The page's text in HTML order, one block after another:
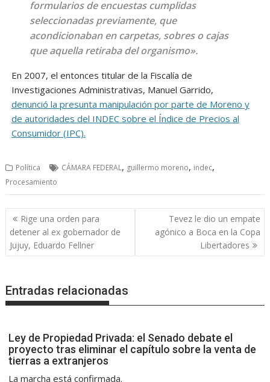
formularios de encuestas cumplidas
seleccionadas previamente, que
acondicionaban en carpetas, sobres o cajas
que aquella retiraba del organismo».
En 2007, el entonces titular de la Fiscalía de
Investigaciones Administrativas, Manuel Garrido,
denunció la presunta manipulación por parte de Moreno y
de autoridades del INDEC sobre el Índice de Precios al
Consumidor (IPC).
Política CÁMARA FEDERAL, guillermo moreno, indec,
Procesamiento
Navegación
de
entradas
Rige una orden para
detener al ex gobernador de
Jujuy, Eduardo Fellner
Tevez le dio un empate
agónico a Boca en la Copa
Libertadores
Entradas relacionadas
Ley de Propiedad Privada: el Senado debate el
proyecto tras eliminar el capítulo sobre la venta de
tierras a extranjeros
La marcha está confirmada.